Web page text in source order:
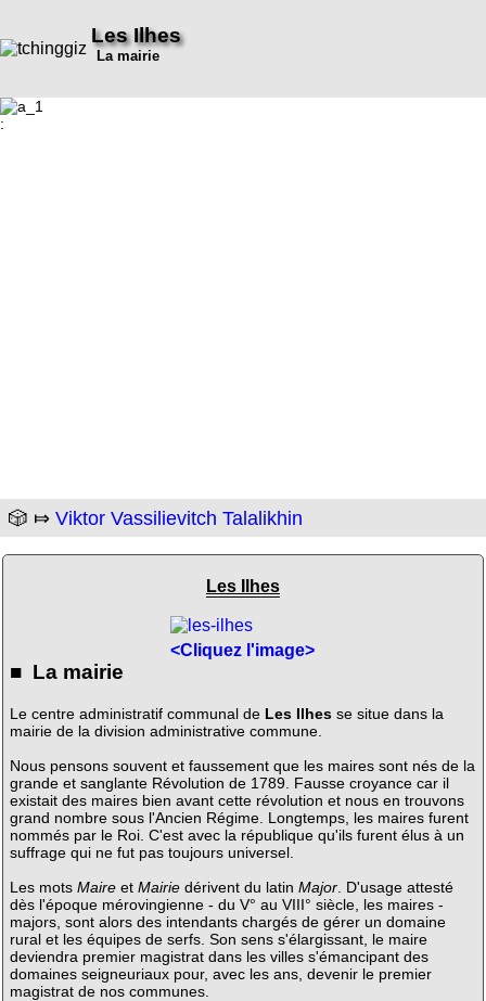
Les Ilhes
La mairie
:
🎲 ⤇ Viktor Vassilievitch Talalikhin
Les Ilhes
<Cliquez l'image>
■ La mairie
Le centre administratif communal de Les Ilhesse situe dans la
mairie de la division administrative commune.
Nous pensons souvent et faussement que les maires sont nés de la
grande et sanglante Révolution de 1789. Fausse croyance car il
existait des maires bien avant cette révolution et nous en trouvons
grand nombre sous l'Ancien Régime. Longtemps, les maires furent
nommés par le Roi. C'est avec la république qu'ils furent élus à un
suffrage qui ne fut pas toujours universel.
Les mots Maireet Mairiedérivent du latin Major. D'usage attesté
dès l'époque mérovingienne - du V° au VIII° siècle, les maires -
majors, sont alors des intendants chargés de gérer un domaine
rural et les équipes de serfs. Son sens s'élargissant, le maire
deviendra premier magistrat dans les villes s'émancipant des
domaines seigneuriaux pour, avec les ans, devenir le premier
magistrat de nos communes.